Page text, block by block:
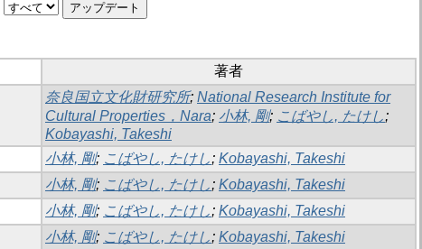
著者
奈良国立文化財研究所; National Research Institute for
Cultural Properties，Nara; 小林, 剛; こばやし, たけし;
Kobayashi, Takeshi
小林, 剛; こばやし, たけし; Kobayashi, Takeshi
小林, 剛; こばやし, たけし; Kobayashi, Takeshi
小林, 剛; こばやし, たけし; Kobayashi, Takeshi
小林, 剛; こばやし, たけし; Kobayashi, Takeshi